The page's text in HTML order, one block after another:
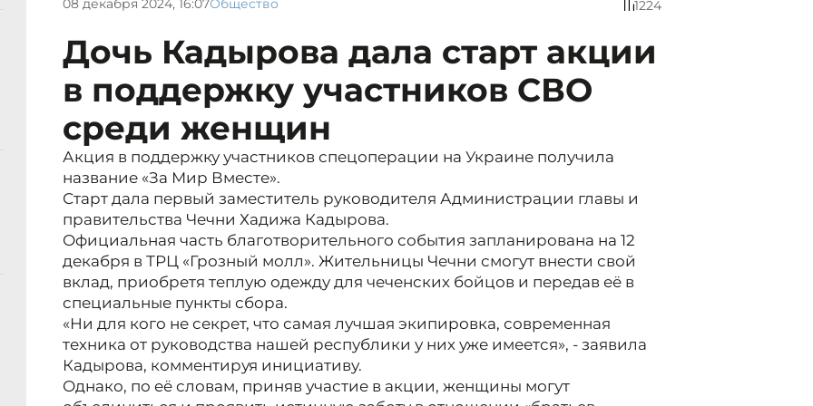
08 декабря 2024, 16:07Общество 1224
Дочь Кадырова дала старт акции
в поддержку участников СВО
среди женщин
Акция в поддержку участников спецоперации на Украине получила
название «За Мир Вместе».
Старт дала первый заместитель руководителя Администрации главы и
правительства Чечни Хадижа Кадырова.
Официальная часть благотворительного события запланирована на 12
декабря в ТРЦ «Грозный молл». Жительницы Чечни смогут внести свой
вклад, приобретя теплую одежду для чеченских бойцов и передав её в
специальные пункты сбора.
«Ни для кого не секрет, что самая лучшая экипировка, современная
техника от руководства нашей республики у них уже имеется», - заявила
Кадырова, комментируя инициативу.
Однако, по её словам, приняв участие в акции, женщины могут